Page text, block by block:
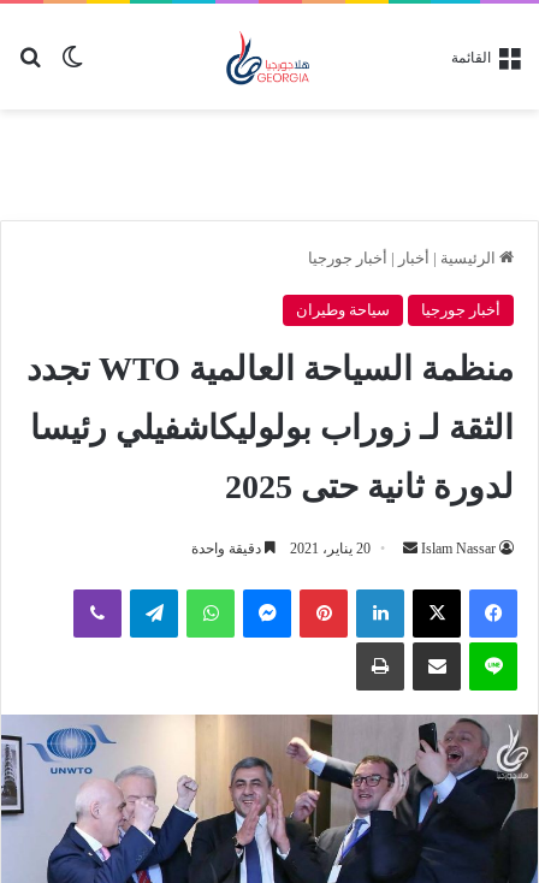
الوضع القائمة
الرئيسية | أخبار | أخبار جورجيا
أخبار جورجيا سياحة وطيران
منظمة السياحة العالمية WTO تجدد
الثقة لـ زوراب بولوليكاشفيلي رئيسا
لدورة ثانية حتى 2025
Islam Nassar
أرسل
إلكترونيا
20 يناير، 2021 دقيقة واحدة
لينكدإن بينتيريستماسنجر واتساب تيلقرام ڤايبر
لاين مشاركة عبر البريد طباعة